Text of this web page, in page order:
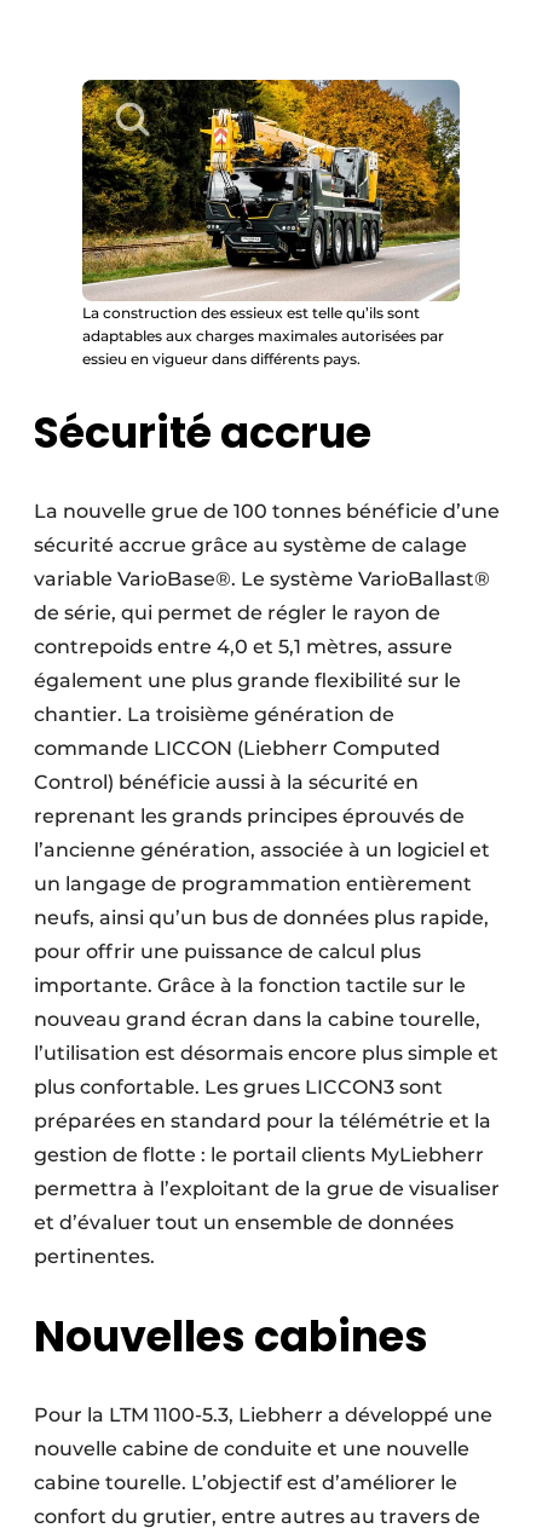
La construction des essieux est telle qu’ils sont
adaptables aux charges maximales autorisées par
essieu en vigueur dans différents pays.
Sécurité accrue
La nouvelle grue de 100 tonnes bénéficie d’une
sécurité accrue grâce au système de calage
variable VarioBase®. Le système VarioBallast®
de série, qui permet de régler le rayon de
contrepoids entre 4,0 et 5,1 mètres, assure
également une plus grande flexibilité sur le
chantier. La troisième génération de
commande LICCON (Liebherr Computed
Control) bénéficie aussi à la sécurité en
reprenant les grands principes éprouvés de
l’ancienne génération, associée à un logiciel et
un langage de programmation entièrement
neufs, ainsi qu’un bus de données plus rapide,
pour offrir une puissance de calcul plus
importante. Grâce à la fonction tactile sur le
nouveau grand écran dans la cabine tourelle,
l’utilisation est désormais encore plus simple et
plus confortable. Les grues LICCON3 sont
préparées en standard pour la télémétrie et la
gestion de flotte : le portail clients MyLiebherr
permettra à l’exploitant de la grue de visualiser
et d’évaluer tout un ensemble de données
pertinentes.
Nouvelles cabines
Pour la LTM 1100-5.3, Liebherr a développé une
nouvelle cabine de conduite et une nouvelle
cabine tourelle. L’objectif est d’améliorer le
confort du grutier, entre autres au travers de